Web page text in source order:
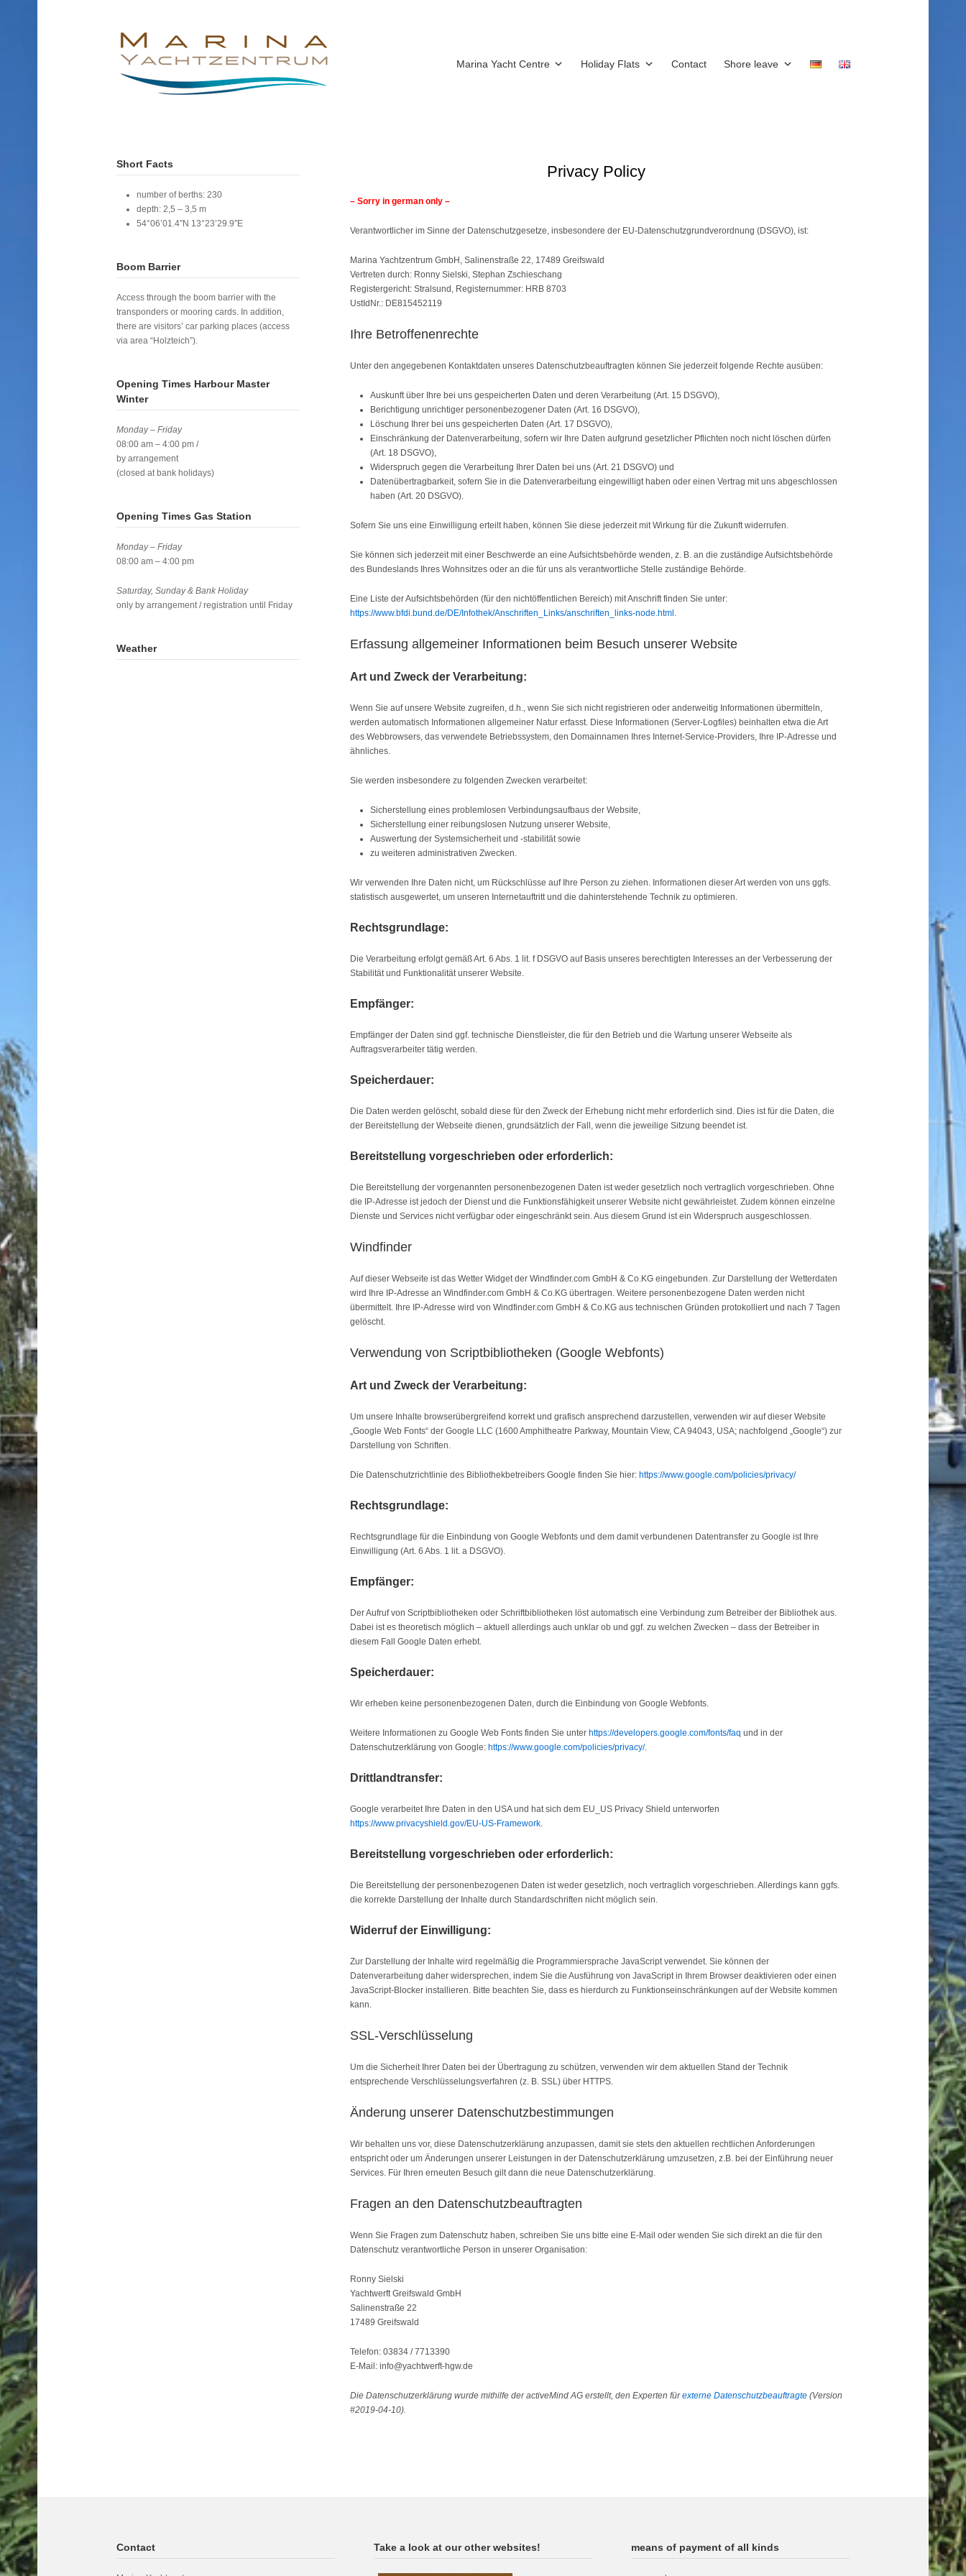
Marina Yacht Centre Holiday Flats Contact Shore leave
Privacy Policy
– Sorry in german only –
Verantwortlicher im Sinne der Datenschutzgesetze, insbesondere der EU-Datenschutzgrundverordnung (DSGVO), ist:
Marina Yachtzentrum GmbH, Salinenstraße 22, 17489 Greifswald
Vertreten durch: Ronny Sielski, Stephan Zschieschang
Registergericht: Stralsund, Registernummer: HRB 8703
UstIdNr.: DE815452119
Ihre Betroffenenrechte
Unter den angegebenen Kontaktdaten unseres Datenschutzbeauftragten können Sie jederzeit folgende Rechte ausüben:
Auskunft über Ihre bei uns gespeicherten Daten und deren Verarbeitung (Art. 15 DSGVO),
Berichtigung unrichtiger personenbezogener Daten (Art. 16 DSGVO),
Löschung Ihrer bei uns gespeicherten Daten (Art. 17 DSGVO),
Einschränkung der Datenverarbeitung, sofern wir Ihre Daten aufgrund gesetzlicher Pflichten noch nicht löschen dürfen
(Art. 18 DSGVO),
Widerspruch gegen die Verarbeitung Ihrer Daten bei uns (Art. 21 DSGVO) und
Datenübertragbarkeit, sofern Sie in die Datenverarbeitung eingewilligt haben oder einen Vertrag mit uns abgeschlossen
haben (Art. 20 DSGVO).
Sofern Sie uns eine Einwilligung erteilt haben, können Sie diese jederzeit mit Wirkung für die Zukunft widerrufen.
Sie können sich jederzeit mit einer Beschwerde an eine Aufsichtsbehörde wenden, z. B. an die zuständige Aufsichtsbehörde
des Bundeslands Ihres Wohnsitzes oder an die für uns als verantwortliche Stelle zuständige Behörde.
Eine Liste der Aufsichtsbehörden (für den nichtöffentlichen Bereich) mit Anschrift finden Sie unter:
https://www.bfdi.bund.de/DE/Infothek/Anschriften_Links/anschriften_links-node.html .
Erfassung allgemeiner Informationen beim Besuch unserer Website
Art und Zweck der Verarbeitung:
Wenn Sie auf unsere Website zugreifen, d.h., wenn Sie sich nicht registrieren oder anderweitig Informationen übermitteln,
werden automatisch Informationen allgemeiner Natur erfasst. Diese Informationen (Server-Logfiles) beinhalten etwa die Art
des Webbrowsers, das verwendete Betriebssystem, den Domainnamen Ihres Internet-Service-Providers, Ihre IP-Adresse und
ähnliches.
Sie werden insbesondere zu folgenden Zwecken verarbeitet:
Sicherstellung eines problemlosen Verbindungsaufbaus der Website,
Sicherstellung einer reibungslosen Nutzung unserer Website,
Auswertung der Systemsicherheit und -stabilität sowie
zu weiteren administrativen Zwecken.
Wir verwenden Ihre Daten nicht, um Rückschlüsse auf Ihre Person zu ziehen. Informationen dieser Art werden von uns ggfs.
statistisch ausgewertet, um unseren Internetauftritt und die dahinterstehende Technik zu optimieren.
Rechtsgrundlage:
Die Verarbeitung erfolgt gemäß Art. 6 Abs. 1 lit. f DSGVO auf Basis unseres berechtigten Interesses an der Verbesserung der
Stabilität und Funktionalität unserer Website.
Empfänger:
Empfänger der Daten sind ggf. technische Dienstleister, die für den Betrieb und die Wartung unserer Webseite als
Auftragsverarbeiter tätig werden.
Speicherdauer:
Die Daten werden gelöscht, sobald diese für den Zweck der Erhebung nicht mehr erforderlich sind. Dies ist für die Daten, die
der Bereitstellung der Webseite dienen, grundsätzlich der Fall, wenn die jeweilige Sitzung beendet ist.
Bereitstellung vorgeschrieben oder erforderlich:
Die Bereitstellung der vorgenannten personenbezogenen Daten ist weder gesetzlich noch vertraglich vorgeschrieben. Ohne
die IP-Adresse ist jedoch der Dienst und die Funktionsfähigkeit unserer Website nicht gewährleistet. Zudem können einzelne
Dienste und Services nicht verfügbar oder eingeschränkt sein. Aus diesem Grund ist ein Widerspruch ausgeschlossen.
Windfinder
Auf dieser Webseite ist das Wetter Widget der Windfinder.com GmbH & Co.KG eingebunden. Zur Darstellung der Wetterdaten
wird Ihre IP-Adresse an Windfinder.com GmbH & Co.KG übertragen. Weitere personenbezogene Daten werden nicht
übermittelt. Ihre IP-Adresse wird von Windfinder.com GmbH & Co.KG aus technischen Gründen protokolliert und nach 7 Tagen
gelöscht.
Verwendung von Scriptbibliotheken (Google Webfonts)
Art und Zweck der Verarbeitung:
Um unsere Inhalte browserübergreifend korrekt und grafisch ansprechend darzustellen, verwenden wir auf dieser Website
„Google Web Fonts“ der Google LLC (1600 Amphitheatre Parkway, Mountain View, CA 94043, USA; nachfolgend „Google“) zur
Darstellung von Schriften.
Die Datenschutzrichtlinie des Bibliothekbetreibers Google finden Sie hier: https://www.google.com/policies/privacy/
Rechtsgrundlage:
Rechtsgrundlage für die Einbindung von Google Webfonts und dem damit verbundenen Datentransfer zu Google ist Ihre
Einwilligung (Art. 6 Abs. 1 lit. a DSGVO).
Empfänger:
Der Aufruf von Scriptbibliotheken oder Schriftbibliotheken löst automatisch eine Verbindung zum Betreiber der Bibliothek aus.
Dabei ist es theoretisch möglich – aktuell allerdings auch unklar ob und ggf. zu welchen Zwecken – dass der Betreiber in
diesem Fall Google Daten erhebt.
Speicherdauer:
Wir erheben keine personenbezogenen Daten, durch die Einbindung von Google Webfonts.
Weitere Informationen zu Google Web Fonts finden Sie unter https://developers.google.com/fonts/faq und in der
Datenschutzerklärung von Google: https://www.google.com/policies/privacy/.
Drittlandtransfer:
Google verarbeitet Ihre Daten in den USA und hat sich dem EU_US Privacy Shield unterworfen
https://www.privacyshield.gov/EU-US-Framework.
Bereitstellung vorgeschrieben oder erforderlich:
Die Bereitstellung der personenbezogenen Daten ist weder gesetzlich, noch vertraglich vorgeschrieben. Allerdings kann ggfs.
die korrekte Darstellung der Inhalte durch Standardschriften nicht möglich sein.
Widerruf der Einwilligung:
Zur Darstellung der Inhalte wird regelmäßig die Programmiersprache JavaScript verwendet. Sie können der
Datenverarbeitung daher widersprechen, indem Sie die Ausführung von JavaScript in Ihrem Browser deaktivieren oder einen
JavaScript-Blocker installieren. Bitte beachten Sie, dass es hierdurch zu Funktionseinschränkungen auf der Website kommen
kann.
SSL-Verschlüsselung
Um die Sicherheit Ihrer Daten bei der Übertragung zu schützen, verwenden wir dem aktuellen Stand der Technik
entsprechende Verschlüsselungsverfahren (z. B. SSL) über HTTPS.
Änderung unserer Datenschutzbestimmungen
Wir behalten uns vor, diese Datenschutzerklärung anzupassen, damit sie stets den aktuellen rechtlichen Anforderungen
entspricht oder um Änderungen unserer Leistungen in der Datenschutzerklärung umzusetzen, z.B. bei der Einführung neuer
Services. Für Ihren erneuten Besuch gilt dann die neue Datenschutzerklärung.
Fragen an den Datenschutzbeauftragten
Wenn Sie Fragen zum Datenschutz haben, schreiben Sie uns bitte eine E-Mail oder wenden Sie sich direkt an die für den
Datenschutz verantwortliche Person in unserer Organisation:
Ronny Sielski
Yachtwerft Greifswald GmbH
Salinenstraße 22
17489 Greifswald
Telefon: 03834 / 7713390
E-Mail: info@yachtwerft-hgw.de
Die Datenschutzerklärung wurde mithilfe der activeMind AG erstellt, den Experten fürexterne Datenschutzbeauftragte(Version
#2019-04-10).
Short Facts
number of berths: 230
depth: 2,5 – 3,5 m
54°06’01.4″N 13°23’29.9″E
Boom Barrier
Access through the boom barrier with the
transponders or mooring cards. In addition,
there are visitors’ car parking places (access
via area “Holzteich”).
Opening Times Harbour Master
Winter
Monday – Friday
08:00 am – 4:00 pm /
by arrangement
(closed at bank holidays)
Opening Times Gas Station
Monday – Friday
08:00 am – 4:00 pm
Saturday, Sunday & Bank Holiday
only by arrangement / registration until Friday
Weather
Contact Take a look at our other websites! means of payment of all kinds